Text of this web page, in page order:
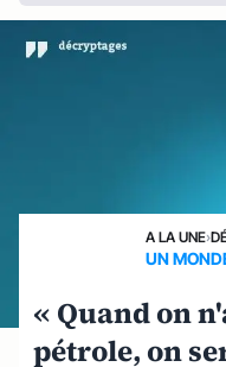
A LA UNE›
UN
« Quand on
pétrole, on